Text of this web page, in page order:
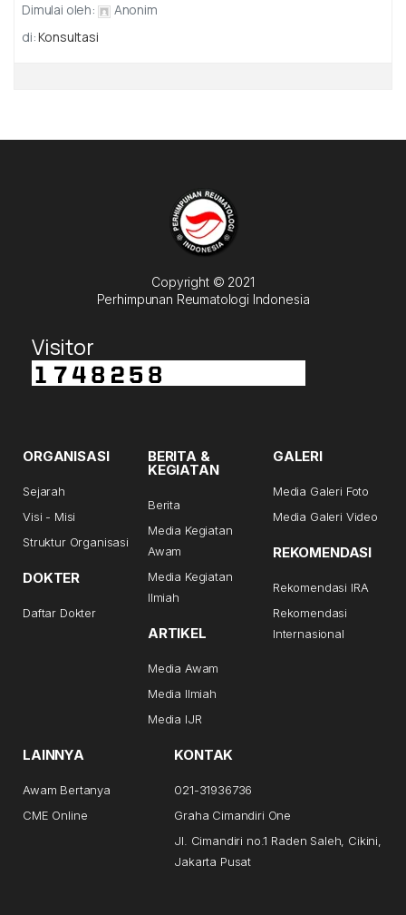
Dimulai oleh:
Anonim
di:Konsultasi
Copyright © 2021
Perhimpunan Reumatologi Indonesia
Visitor
ORGANISASI
Sejarah
Visi - Misi
Struktur Organisasi
DOKTER
Daftar Dokter
BERITA &
KEGIATAN
Berita
Media Kegiatan
Awam
Media Kegiatan
Ilmiah
ARTIKEL
Media Awam
Media Ilmiah
Media IJR
GALERI
Media Galeri Foto
Media Galeri Video
REKOMENDASI
Rekomendasi IRA
Rekomendasi
Internasional
LAINNYA
Awam Bertanya
CME Online
KONTAK
021-31936736
Graha Cimandiri One
Jl. Cimandiri no.1 Raden Saleh, Cikini,
Jakarta Pusat